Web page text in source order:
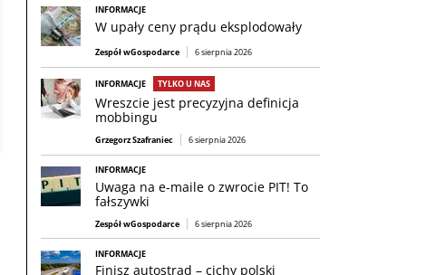
INFORMACJE
W upały ceny prądu eksplodowały
Zespół wGospodarce 6 sierpnia 2026
INFORMACJE TYLKO U NAS
Wreszcie jest precyzyjna definicja
mobbingu
Grzegorz Szafraniec 6 sierpnia 2026
INFORMACJE
Uwaga na e-maile o zwrocie PIT! To
fałszywki
Zespół wGospodarce 6 sierpnia 2026
INFORMACJE
Finisz autostrad – cichy polski